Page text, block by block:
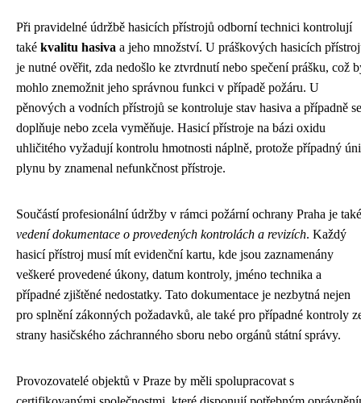
Při pravidelné údržbě hasicích přístrojů odborní technici kontrolují
také kvalitu hasiva a jeho množství. U práškových hasicích
je nutné ověřit, zda nedošlo ke ztvrdnutí nebo spečení prášku, což
mohlo znemožnit jeho správnou funkci v případě požáru. U
pěnových a vodních přístrojů se kontroluje stav hasiva a případně se
doplňuje nebo zcela vyměňuje. Hasicí přístroje na bázi oxidu
uhličitého vyžadují kontrolu hmotnosti náplně, protože případný
plynu by znamenal nefunkčnost přístroje.
Součástí profesionální údržby v rámci požární ochrany Praha je také
vedení dokumentace o provedených kontrolách a revizích. Každý
hasicí přístroj musí mít evidenční kartu, kde jsou zaznamenány
veškeré provedené úkony, datum kontroly, jméno technika a
případné zjištěné nedostatky. Tato dokumentace je nezbytná nejen
pro splnění zákonných požadavků, ale také pro případné kontroly
strany hasičského záchranného sboru nebo orgánů státní správy.
Provozovatelé objektů v Praze by měli spolupracovat s